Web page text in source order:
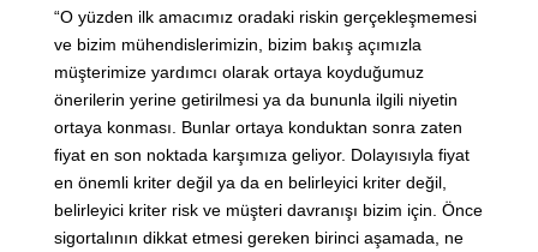
“O yüzden ilk amacımız oradaki riskin gerçekleşmemesi
ve bizim mühendislerimizin, bizim bakış açımızla
müşterimize yardımcı olarak ortaya koyduğumuz
önerilerin yerine getirilmesi ya da bununla ilgili niyetin
ortaya konması. Bunlar ortaya konduktan sonra zaten
fiyat en son noktada karşımıza geliyor. Dolayısıyla fiyat
en önemli kriter değil ya da en belirleyici kriter değil,
belirleyici kriter risk ve müşteri davranışı bizim için. Önce
sigortalının dikkat etmesi gereken birinci aşamada, ne